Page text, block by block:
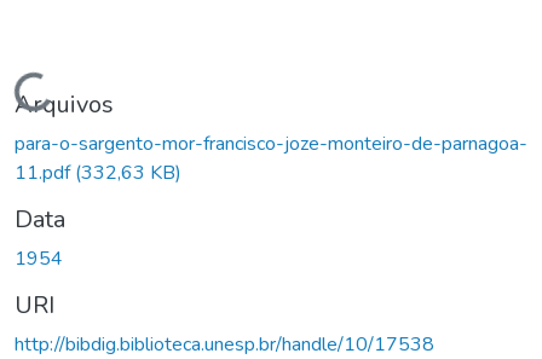
Carregando...
Arquivos
para-o-sargento-mor-francisco-joze-monteiro-de-parnagoa-
11.pdf(332,63 KB)
Data
1954
URI
http://bibdig.biblioteca.unesp.br/handle/10/17538